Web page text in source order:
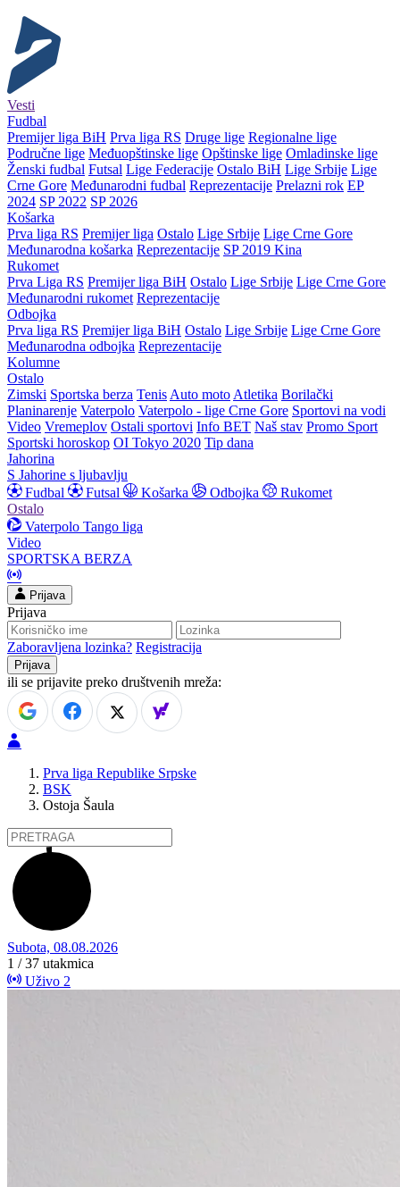
Vesti
Fudbal
Premijer liga BiH Prva liga RS Druge lige Regionalne lige
Područne lige Međuopštinske lige Opštinske lige Omladinske lige
Ženski fudbal Futsal Lige Federacije Ostalo BiH Lige Srbije Lige
Crne Gore Međunarodni fudbal Reprezentacije Prelazni rok EP
2024 SP 2022 SP 2026
Košarka
Prva liga RS Premijer liga Ostalo Lige Srbije Lige Crne Gore
Međunarodna košarka Reprezentacije SP 2019 Kina
Rukomet
Prva Liga RS Premijer liga BiH Ostalo Lige Srbije Lige Crne Gore
Međunarodni rukomet Reprezentacije
Odbojka
Prva liga RS Premijer liga BiH Ostalo Lige Srbije Lige Crne Gore
Međunarodna odbojka Reprezentacije
Kolumne
Ostalo
Zimski Sportska berza Tenis Auto moto Atletika Borilački
Planinarenje Vaterpolo Vaterpolo - lige Crne Gore Sportovi na vodi
Video Vremeplov Ostali sportovi Info BET Naš stav Promo Sport
Sportski horoskop OI Tokyo 2020 Tip dana
Jahorina
S Jahorine s ljubavlju
Fudbal
Futsal Košarka Odbojka
Rukomet
Ostalo
Vaterpolo Tango liga
Video
SPORTSKA BERZA
Prijava
Prijava
Zaboravljena lozinka? Registracija
ili se prijavite preko društvenih mreža:
Prva liga Republike Srpske
BSK
Ostoja Šaula
Subota, 08.08.2026
1 / 37 utakmica
Uživo 2